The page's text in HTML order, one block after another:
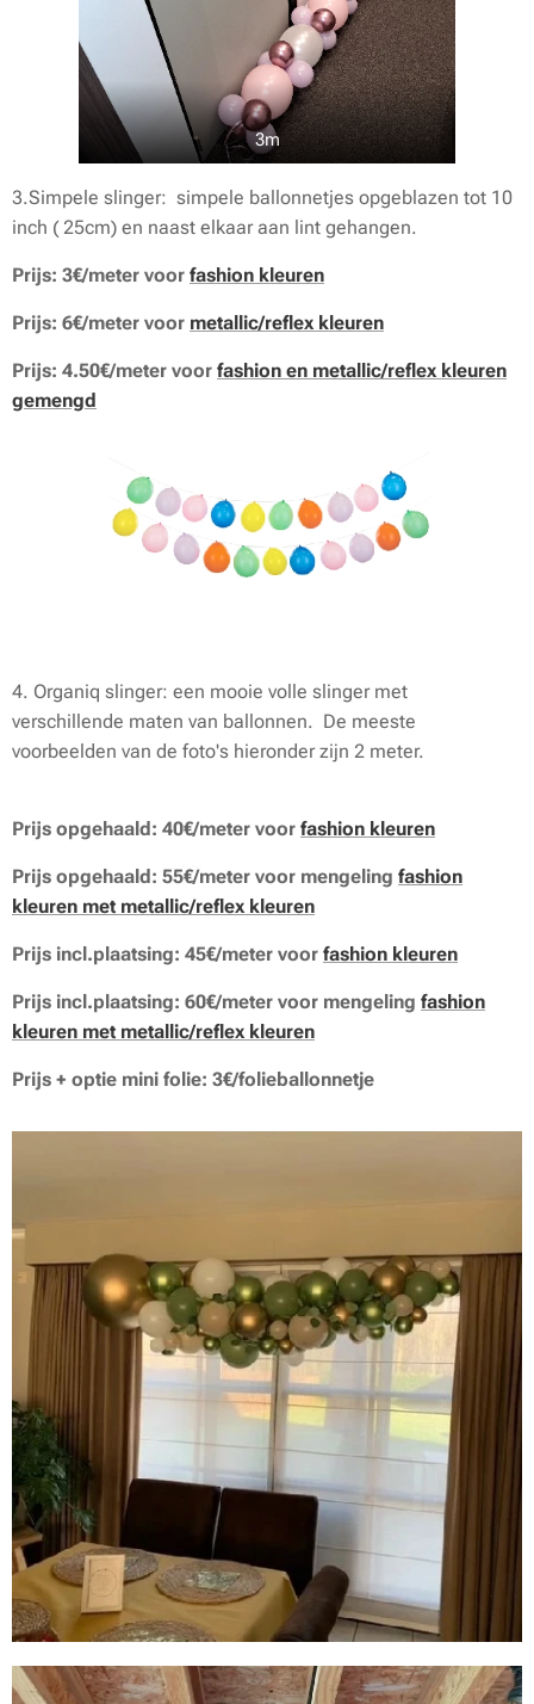
3m
3.Simpele slinger: simpele ballonnetjes opgeblazen tot 10
inch ( 25cm) en naast elkaar aan lint gehangen.
Prijs: 3€/meter voor fashion kleuren
Prijs: 6€/meter voor metallic/reflex kleuren
Prijs: 4.50€/meter voor fashion en metallic/reflex kleuren
gemengd
4. Organiq slinger: een mooie volle slinger met
verschillende maten van ballonnen. De meeste
voorbeelden van de foto's hieronder zijn 2 meter.
Prijs opgehaald: 40€/meter voor fashion kleuren
Prijs opgehaald: 55€/meter voor mengeling fashion
kleuren met metallic/reflex kleuren
Prijs incl.plaatsing: 45€/meter voor fashion kleuren
Prijs incl.plaatsing: 60€/meter voor mengeling fashion
kleuren met metallic/reflex kleuren
Prijs + optie mini folie: 3€/folieballonnetje